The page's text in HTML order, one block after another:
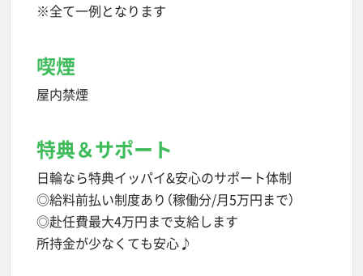
※全て一例となります
喫煙
屋内禁煙
特典＆サポート
日輪なら特典イッパイ&安心のサポート体制
◎給料前払い制度あり（稼働分/月5万円まで）
◎赴任費最大4万円まで支給します
所持金が少なくても安心♪